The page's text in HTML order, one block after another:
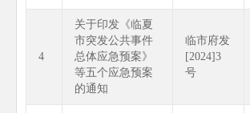
4
关于印发《临夏
市突发公共事件
总体应急预案》
等五个应急预案
的通知
临市府发
[2024]3
号